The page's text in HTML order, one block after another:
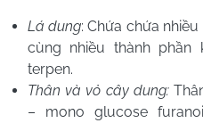
Lá dung: Chứa chứa
cùng nhiều thành phần
terpen.
Thân và vỏ cây dung:
– mono glucose